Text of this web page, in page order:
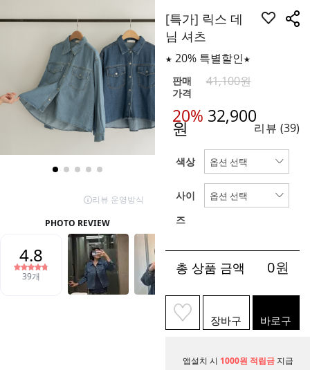
[특가] 릭스 데
님 셔츠
★ 20% 특별할인★
판매
가격
41,100원
20% 32,900
원 리뷰 (39)
색상
사이
즈
총 상품 금액 0원
장바구
니
바로구
매
앱설치 시 1000원 적립금 지급